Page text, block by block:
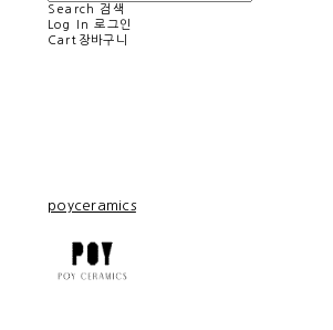
Search
검색
Log In 로그인
Cart 장바구니
poyceramics